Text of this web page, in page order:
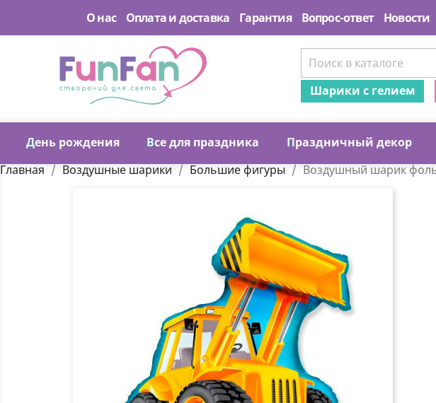
О нас Оплата и доставка Гарантия Вопрос-ответ Новости
День рождения Все для праздника Праздничный декор
Шарики с гелием
Главная Воздушные шарики Большие фигуры Воздушный шарик